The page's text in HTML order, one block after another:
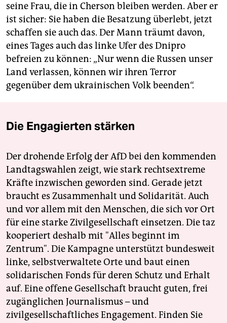
seine Frau, die in Cherson bleiben werden. Aber er
ist sicher: Sie haben die Besatzung überlebt, jetzt
schaffen sie auch das. Der Mann träumt davon,
eines Tages auch das linke Ufer des Dnipro
befreien zu können: „Nur wenn die Russen unser
Land verlassen, können wir ihren Terror
gegenüber dem ukrainischen Volk beenden“.
Die Engagierten stärken
Der drohende Erfolg der AfD bei den kommenden
Landtagswahlen zeigt, wie stark rechtsextreme
Kräfte inzwischen geworden sind. Gerade jetzt
braucht es Zusammenhalt und Solidarität. Auch
und vor allem mit den Menschen, die sich vor Ort
für eine starke Zivilgesellschaft einsetzen. Die taz
kooperiert deshalb mit "Alles beginnt im
Zentrum". Die Kampagne unterstützt bundesweit
linke, selbstverwaltete Orte und baut einen
solidarischen Fonds für deren Schutz und Erhalt
auf. Eine offene Gesellschaft braucht guten, frei
zugänglichen Journalismus – und
zivilgesellschaftliches Engagement. Finden Sie